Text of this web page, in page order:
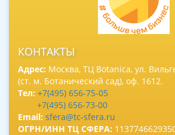
КОНТАКТЫ
Адрес: Москва, ТЦ Botanica, ул.
(ст. м. Ботанический сад), оф. 1612.
Тел: +7(495) 656-75-05
+7(495) 656-73-00
Email: sfera@tc-sfera.ru
ОГРН/ИНН ТЦ СФЕРА: